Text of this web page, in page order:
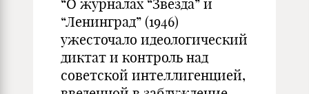
“О журналах “Звезда” и
“Ленинград” (1946)
ужесточало идеологический
диктат и контроль над
советской интеллигенцией,